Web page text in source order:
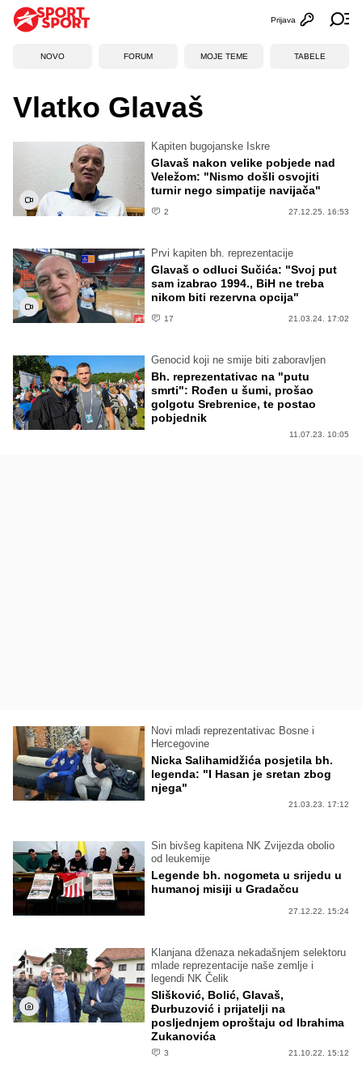
Otvori
Prijava
NOVO FORUM MOJE TEME TABELE
Vlatko Glavaš
Kapiten bugojanske Iskre
Glavaš nakon velike pobjede nad
Veležom: "Nismo došli osvojiti
turnir nego simpatije navijača"
2 27.12.25. 16:53
Prvi kapiten bh. reprezentacije
Glavaš o odluci Sučića: "Svoj put
sam izabrao 1994., BiH ne treba
nikom biti rezervna opcija"
17 21.03.24. 17:02
Genocid koji ne smije biti zaboravljen
Bh. reprezentativac na "putu
smrti": Rođen u šumi, prošao
golgotu Srebrenice, te postao
pobjednik
11.07.23. 10:05
Novi mladi reprezentativac Bosne i
Hercegovine
Nicka Salihamidžića posjetila bh.
legenda: "I Hasan je sretan zbog
njega"
21.03.23. 17:12
Sin bivšeg kapitena NK Zvijezda obolio
od leukemije
Legende bh. nogometa u srijedu u
humanoj misiji u Gradačcu
27.12.22. 15:24
Klanjana dženaza nekadašnjem selektoru
mlade reprezentacije naše zemlje i
legendi NK Čelik
Slišković, Bolić, Glavaš,
Đurbuzović i prijatelji na
posljednjem oproštaju od Ibrahima
Zukanovića
3 21.10.22. 15:12